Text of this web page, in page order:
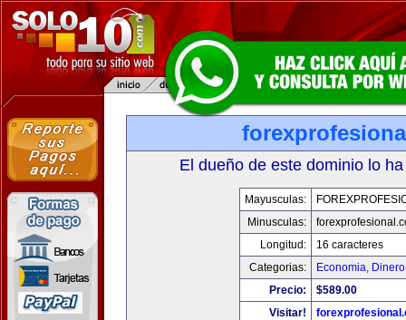
El dueño de este dominio lo
Mayusculas:
Minusculas:
Longitud:
16 caracteres
Categorias:
Economia,
Precio:
$589.00
Visitar!